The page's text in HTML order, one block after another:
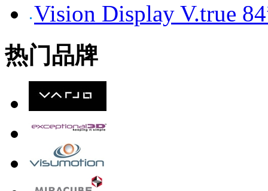
Vision Display V.true
热门品牌